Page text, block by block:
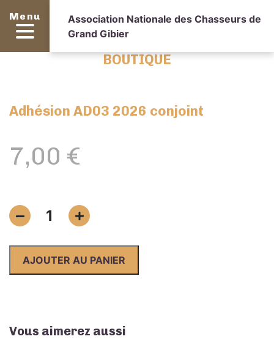
Menu
Association Nationale des Chasseurs de
Grand Gibier
BOUTIQUE
Adhésion AD03 2026 conjoint
7,00 €
quantité
de
AD03
2026
1
AJOUTER AU PANIER
Vous aimerez aussi